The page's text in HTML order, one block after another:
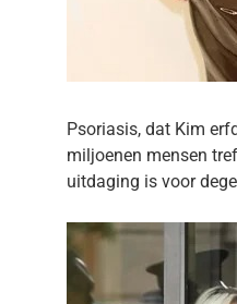
Psoriasis, dat Kim
miljoenen mensen
uitdaging is voor